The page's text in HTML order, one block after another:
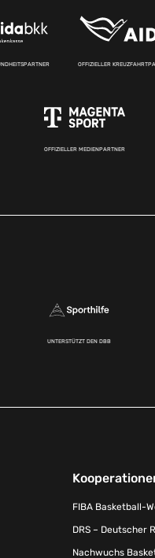
OFFIZIELLER
OFFIZIELLER MEDIENPARTNER
UNTERSTÜTZT DEN DBB
FIBA Basketball-
DRS – Deutscher
Nachwuchs